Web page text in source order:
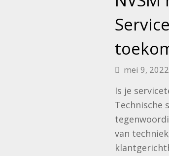
mei 9, 2022
Is je
Technische
van